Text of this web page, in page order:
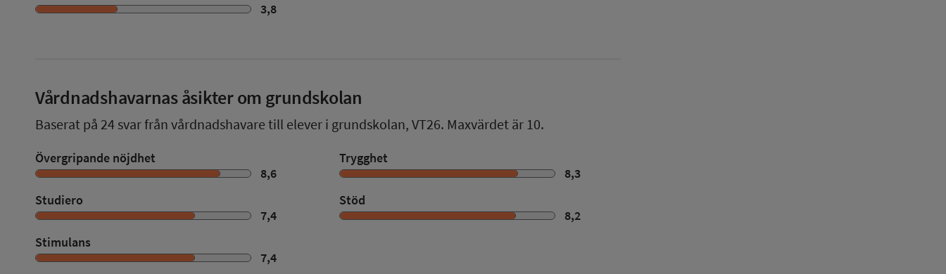
3,8
Vårdnadshavarnas åsikter om grundskolan
Baserat på 24 svar från vårdnadshavare till elever i grundskolan, VT26. Maxvärdet är 10.
Övergripande nöjdhet
8,6
Trygghet
8,3
Studiero
7,4
Stöd
8,2
Stimulans
7,4